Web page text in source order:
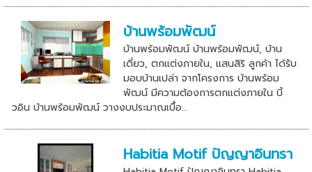
บ้านพร้อมพัฒน์
บ้านพร้อมพัฒน์ บ้านพร้อมพัฒน์, บ้าน
เดี่ยว, ตกแต่งภายใน, แสนสิริ ลูกค้า ได้รับ
มอบบ้านเปล่า จากโครงการ บ้านพร้อม
พัฒน์ มีความต้องการตกแต่งภายใน บิ้
วอิน บ้านพร้อมพัฒน์ วางงบประมาณเบื้อ...
Habitia Motif ปัญญาอินทรา